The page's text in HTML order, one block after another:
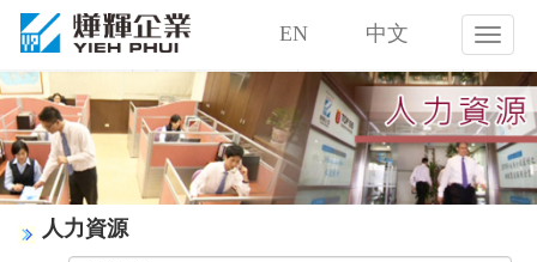
燁
輝
企
業
股
份
有
限
司
EN 中文
人力資源